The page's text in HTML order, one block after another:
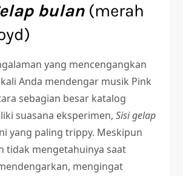
bulan(merah
yang mencengangkan
Anda mendengar musik Pink
sebagian besar katalog
suasana eksperimen,Sisi gelap
yang paling trippy. Meskipun
tidak mengetahuinya saat
mengingat